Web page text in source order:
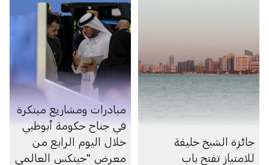
جائزة الشيخ خليفة
للامتياز تفتح باب
مبادرات ومشاريع مبتكرة
في جناح حكومة أبوظبي
خلال اليوم الرابع من
معرض "جيتكس العالمي